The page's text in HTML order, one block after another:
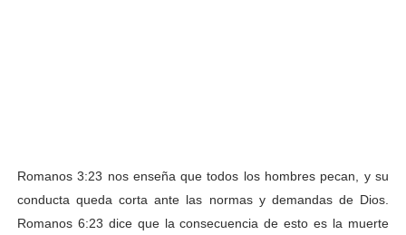
Romanos 3:23 nos enseña que todos los hombres pecan, y su
conducta queda corta ante las normas y demandas de Dios.
Romanos 6:23 dice que la consecuencia de esto es la muerte